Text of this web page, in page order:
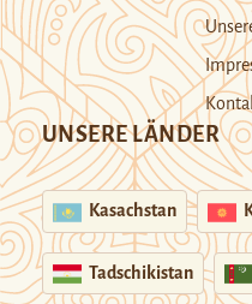
UNSERE LÄNDER
Kasachstan
Tadschikistan